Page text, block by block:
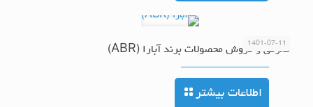
1401-07-11
معرفی و فروش محصولات برند آبارا (ABR)
اطلاعات بیشتر